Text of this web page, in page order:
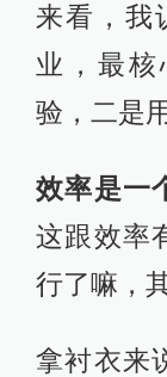
来看，我
业，最
验，二是
效率是一
这跟效率
行了嘛，
拿衬衣来